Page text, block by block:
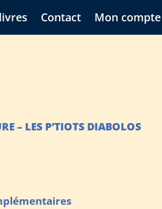
Contact Mon compte
– LES P’TIOTS DIABOLOS